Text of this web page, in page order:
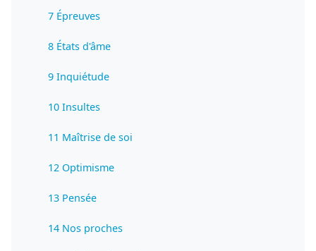
7 Épreuves
8 États d'âme
9 Inquiétude
10 Insultes
11 Maîtrise de soi
12 Optimisme
13 Pensée
14 Nos proches